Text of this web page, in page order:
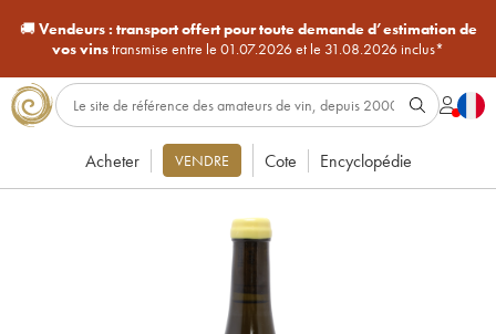
🚚Vendeurs : transport offert pour toute demande d’estimation de
vos vinstransmise entre le 01.07.2026 et le 31.08.2026 inclus*
Acheter VENDRE Cote Encyclopédie